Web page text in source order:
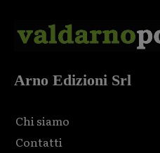
Arno Edizioni Srl
Chi siamo
Contatti